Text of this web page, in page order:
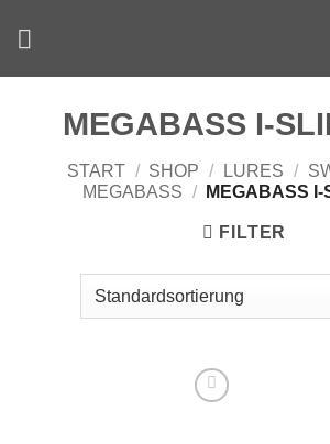
MEGABASS I-
START / SHOP / LURES /
MEGABASS / MEGABASS I-
FILTER